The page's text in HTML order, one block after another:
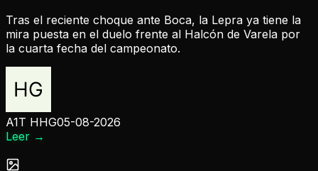
Tras el reciente choque ante Boca, la Lepra ya tiene la
mira puesta en el duelo frente al Halcón de Varela por
la cuarta fecha del campeonato.
A1T HHG05-08-2026
Leer →